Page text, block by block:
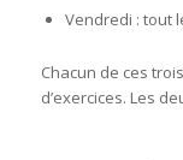
Vendredi : tout
Chacun de ces
d’exercices. Les